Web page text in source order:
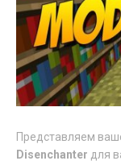
Представляем
Disenchanter для